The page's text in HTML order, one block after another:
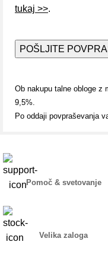
tukaj >>.
Ob nakupu talne obloge z
9,5%.
Po oddaji povpraševanja
Pomoč & svetovanje
Velika zaloga